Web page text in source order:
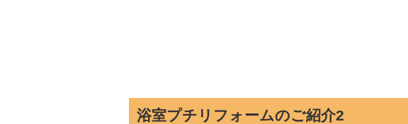
浴室プチリフォームのご紹介2